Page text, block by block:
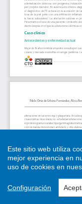
Este sitio web utiliza
mejor experiencia en
uso de cookies en
Configuración